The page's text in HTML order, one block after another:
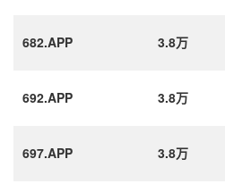
682.APP 3.8万
692.APP 3.8万
697.APP 3.8万